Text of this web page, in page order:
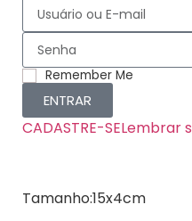
Remember Me
ENTRAR
CADASTRE-SELembrar
Tamanho:15x4cm